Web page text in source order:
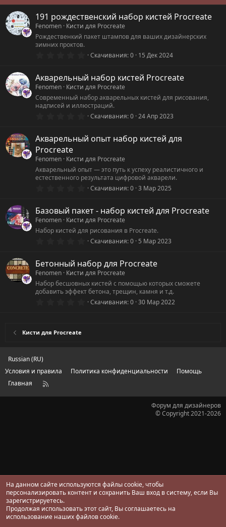
191 рождественский набор кистей Procreate
Fenomen Кисти для Procreate
Рождественкий пакет штампов для ваших дизайнерских
зимних проктов.
0
0
з
в
ё
з
Скачивания 0 15 Дек 2024
Акварельный набор кистей Procreate
Fenomen Кисти для Procreate
Современный набор акварельных кистей для рисования,
надписей и иллюстраций.
0
0
з
ё
з
д
Скачивания 0 24 Апр 2023
Акварельный опыт набор кистей для
Procreate
Fenomen Кисти для Procreate
Акварельный опыт — это путь к успеху реалистичного и
естественного результата цифровой акварели.
0
0
з
в
ё
д
Скачивания 0 3 Мар 2025
Базовый пакет - набор кистей для Procreate
Fenomen Кисти для Procreate
Набор кистей для рисования в Procreate.
0
0
з
в
ё
з
Скачивания 0 5 Мар 2023
Бетонный набор для Procreate
Fenomen Кисти для Procreate
Набор бесшовных кистей с помощью которых сможете
добавить эффект бетона, трещин, камня и т.д.
0Скачивания 0 30 Мар 2022
Кисти для Procreate
Russian (RU)
Условия и правила
Политика конфиденциальности
Помощь
Главная
R
Форум для дизайнеров
© Copyright 2021-2026
На данном сайте используются файлы cookie, чтобы
персонализировать контент и сохранить Ваш вход в систему, если Вы
зарегистрируетесь.
Продолжая использовать этот сайт, Вы соглашаетесь на
использование наших файлов cookie.